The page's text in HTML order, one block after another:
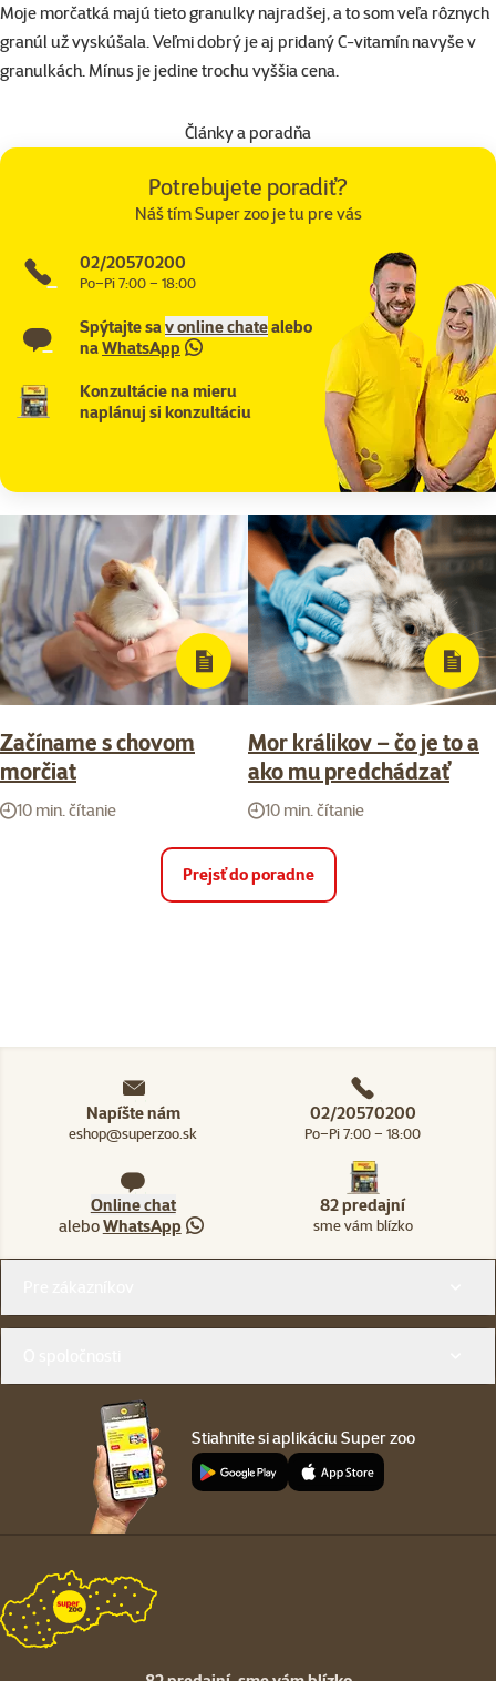
Moje morčatká majú tieto granulky najradšej, a to som veľa rôznych
granúl už vyskúšala. Veľmi dobrý je aj pridaný C-vitamín navyše v
granulkách. Mínus je jedine trochu vyššia cena.
Články a poradňa
Potrebujete poradiť?
Náš tím Super zoo je tu pre vás
02/20570200
Po–Pi 7:00 – 18:00
Spýtajte sav online chatealebo
naWhatsApp
Konzultácie na mieru
naplánuj si konzultáciu
Začíname s chovom
morčiat
10 min. čítanie
Mor králikov – čo je to a
ako mu predchádzať
10 min. čítanie
Prejsť do poradne
Napíšte nám
eshop@superzoo.sk
02/20570200
Po–Pi 7:00 – 18:00
Online chat
aleboWhatsApp
82 predajní
sme vám blízko
Stiahnite si aplikáciu Super zoo